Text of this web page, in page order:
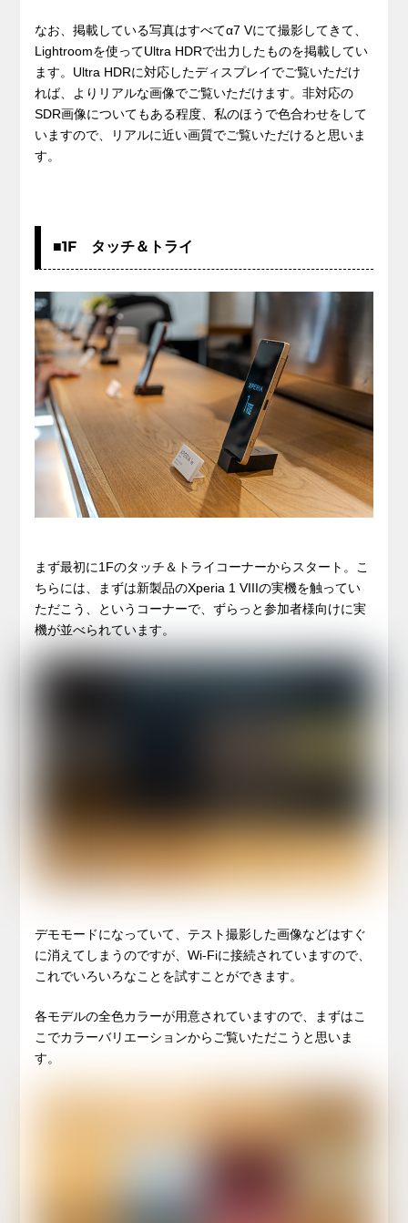
なお、掲載している写真はすべてα7 Vにて撮影してきて、
Lightroomを使ってUltra HDRで出力したものを掲載してい
ます。Ultra HDRに対応したディスプレイでご覧いただけ
れば、よりリアルな画像でご覧いただけます。非対応の
SDR画像についてもある程度、私のほうで色合わせをして
いますので、リアルに近い画質でご覧いただけると思いま
す。
■1F タッチ＆トライ
まず最初に1Fのタッチ＆トライコーナーからスタート。こ
ちらには、まずは新製品のXperia 1 VIIIの実機を触ってい
ただこう、というコーナーで、ずらっと参加者様向けに実
機が並べられています。
デモモードになっていて、テスト撮影した画像などはすぐ
に消えてしまうのですが、Wi-Fiに接続されていますので、
これでいろいろなことを試すことができます。
各モデルの全色カラーが用意されていますので、まずはこ
こでカラーバリエーションからご覧いただこうと思いま
す。